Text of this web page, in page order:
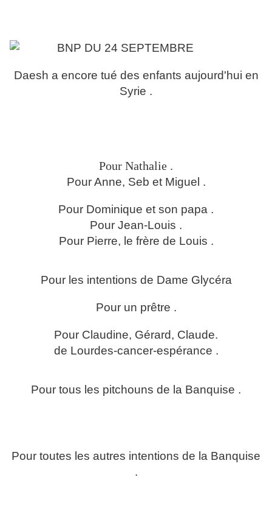
Daesh a encore tué des enfants aujourd'hui en
Syrie .
Pour Nathalie .
Pour Anne, Seb et Miguel .
Pour Dominique et son papa .
Pour Jean-Louis .
Pour Pierre, le frère de Louis .
Pour les intentions de Dame Glycéra
Pour un prêtre .
Pour Claudine, Gérard, Claude.
de Lourdes-cancer-espérance .
Pour tous les pitchouns de la Banquise .
Pour toutes les autres intentions de la Banquise
.